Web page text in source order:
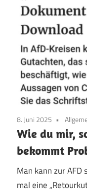
8. Juni 2025
Wie du mir,
bekommt
Man kann zur
mal eine